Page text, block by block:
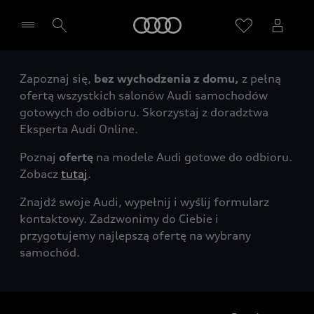
Wybierz Twojego Partnera Audi
Zapoznaj się, bez wychodzenia z domu, z pełną
ofertą wszystkich salonów Audi samochodów
gotowych do odbioru. Skorzystaj z doradztwa
Eksperta Audi Online.
Poznaj ofertę na modele Audi gotowe do odbioru.
Zobacz tutaj.
Znajdź swoje Audi, wypełnij i wyślij formularz
kontaktowy. Zadzwonimy do Ciebie i
przygotujemy najlepszą ofertę na wybrany
samochód.